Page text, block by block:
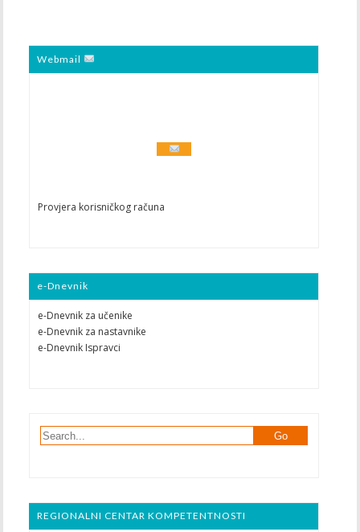
Webmail
Provjera korisničkog računa
e-Dnevnik
e-Dnevnik za učenike
e-Dnevnik za nastavnike
e-Dnevnik Ispravci
REGIONALNI CENTAR KOMPETENTNOSTI